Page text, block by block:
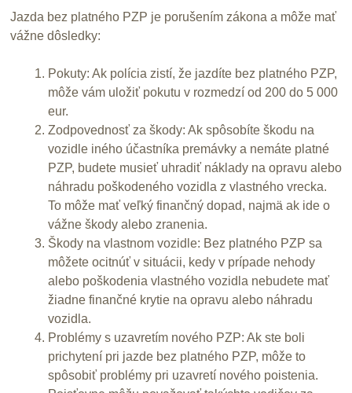
Jazda bez platného PZP je porušením zákona a môže mať
vážne dôsledky:
Pokuty: Ak polícia zistí, že jazdíte bez platného PZP,
môže vám uložiť pokutu v rozmedzí od 200 do 5 000
eur.
Zodpovednosť za škody: Ak spôsobíte škodu na
vozidle iného účastníka premávky a nemáte platné
PZP, budete musieť uhradiť náklady na opravu alebo
náhradu poškodeného vozidla z vlastného vrecka.
To môže mať veľký finančný dopad, najmä ak ide o
vážne škody alebo zranenia.
Škody na vlastnom vozidle: Bez platného PZP sa
môžete ocitnúť v situácii, kedy v prípade nehody
alebo poškodenia vlastného vozidla nebudete mať
žiadne finančné krytie na opravu alebo náhradu
vozidla.
Problémy s uzavretím nového PZP: Ak ste boli
prichytení pri jazde bez platného PZP, môže to
spôsobiť problémy pri uzavretí nového poistenia.